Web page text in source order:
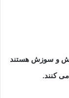
و سوزش هستند
کنند.